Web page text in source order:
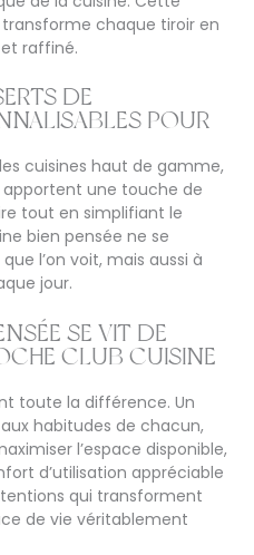
chaque tiroir en
raffiné.
DE
POUR
cuisines haut de gamme,
une touche de
tout en simplifiant le
bien pensée ne se
l’on voit, mais aussi à
jour.
SE VIT DE
CLUB CUISINE
toute la différence. Un
habitudes de chacun,
l’espace disponible,
d’utilisation appréciable
qui transforment
de vie véritablement